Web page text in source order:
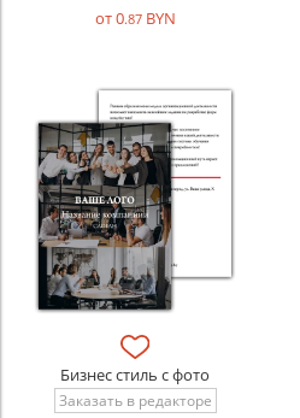
от 0.87BYN
Бизнес стиль с фото
Заказать в редакторе